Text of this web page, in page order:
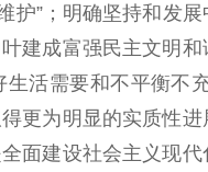
护”；明确坚持和
建成富强民主文明
活需要和不平衡
更为明显的实质性
面建设社会主义现